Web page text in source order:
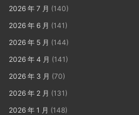
2026 年 7 月 (140)
2026 年 6 月 (141)
2026 年 5 月 (144)
2026 年 4 月 (141)
2026 年 3 月 (70)
2026 年 2 月 (131)
2026 年 1 月 (148)